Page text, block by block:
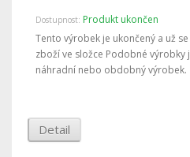
Dostupnost: Produkt ukončen
Tento výrobek je ukončený a už
zboží ve složce Podobné
náhradní nebo obdobný výrobek.
Detail